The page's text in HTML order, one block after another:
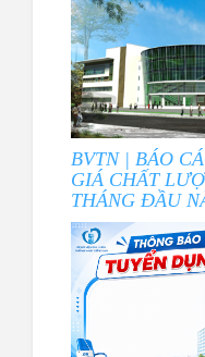
BVTN | BÁO
GIÁ CHẤT
THÁNG ĐẦU